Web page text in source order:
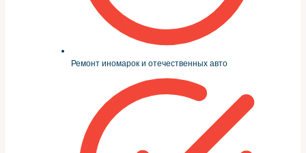
Ремонт иномарок и отечественных авто